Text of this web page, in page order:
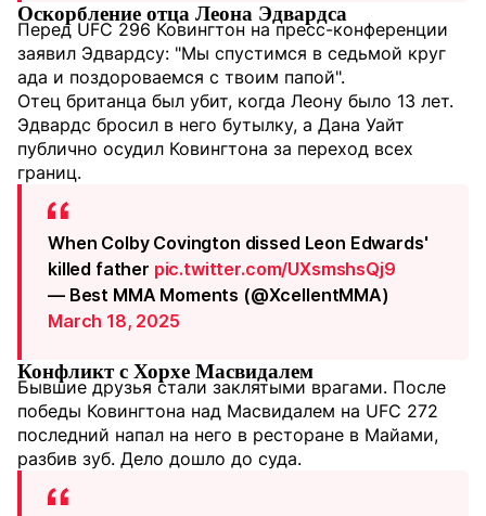
Оскорбление отца Леона Эдвардса
Перед UFC 296 Ковингтон на пресс-конференции
заявил Эдвардсу: "Мы спустимся в седьмой круг
ада и поздороваемся с твоим папой".
Отец британца был убит, когда Леону было 13 лет.
Эдвардс бросил в него бутылку, а Дана Уайт
публично осудил Ковингтона за переход всех
границ.
When Colby Covington dissed Leon Edwards'
killed father pic.twitter.com/UXsmshsQj9
— Best MMA Moments (@XcellentMMA)
March 18, 2025
Конфликт с Хорхе Масвидалем
Бывшие друзья стали заклятыми врагами. После
победы Ковингтона над Масвидалем на UFC 272
последний напал на него в ресторане в Майами,
разбив зуб. Дело дошло до суда.